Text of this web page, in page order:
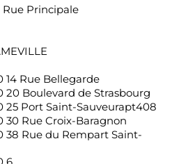
Rue Principale
14 Rue Bellegarde
20 Boulevard de Strasbourg
25 Port Saint-Sauveurapt408
30 Rue Croix-Baragnon
38 Rue du Rempart Saint-